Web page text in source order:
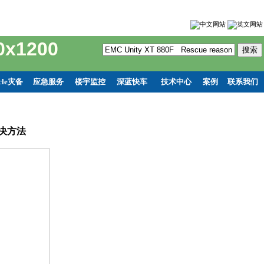
灾备 应急服务 楼宇监控 深蓝快车 技术中心 案例 联系我们
方法